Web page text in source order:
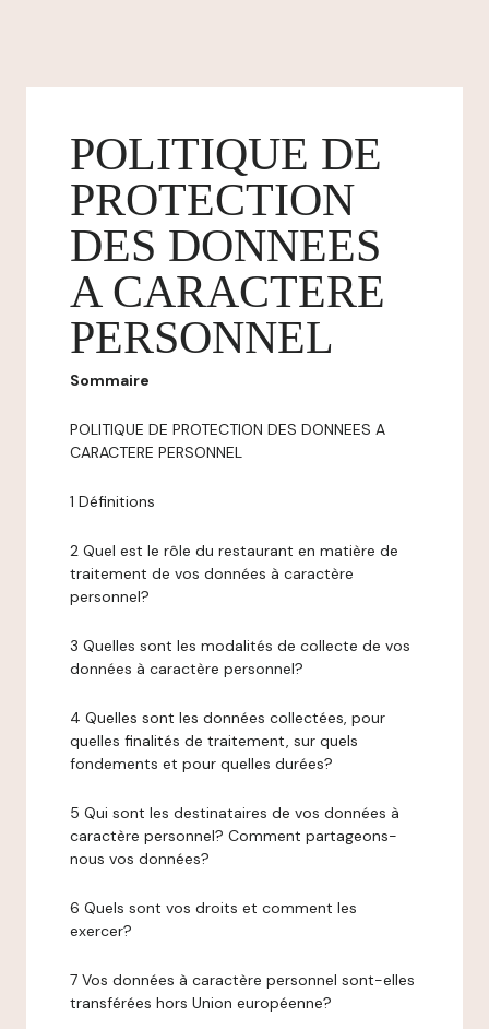
POLITIQUE DE
PROTECTION
DES DONNEES
A CARACTERE
PERSONNEL
Sommaire
POLITIQUE DE PROTECTION DES DONNEES A
CARACTERE PERSONNEL
1 Définitions
2 Quel est le rôle du restaurant en matière de
traitement de vos données à caractère
personnel?
3 Quelles sont les modalités de collecte de vos
données à caractère personnel?
4 Quelles sont les données collectées, pour
quelles finalités de traitement, sur quels
fondements et pour quelles durées?
5 Qui sont les destinataires de vos données à
caractère personnel? Comment partageons-
nous vos données?
6 Quels sont vos droits et comment les
exercer?
7 Vos données à caractère personnel sont-elles
transférées hors Union européenne?